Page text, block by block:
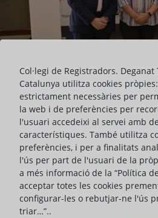
En aquesta ocasió, va
representats per la seva diputada
Susanna Segovia. El col·loqui,
de Catalunya, Vicente García-
parlamentària compartís les
Col·legi de Registradors.
Catalunya utilitza cookies
estrictament necessàries per
la web i de preferències per
l'usuari accedeixi al servei amb
característiques. També utilitza
preferències, i per a finalitats
l'ús per part de l'usuari de la
a més informació de la “Política
acceptar totes les cookies
configurar-les o rebutjar-ne l'ús
triar…”..